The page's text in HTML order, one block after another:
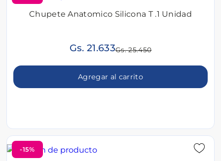
Chupete Anatomico Silicona T .1 Unidad
Gs. 21.633Gs. 25.450
Agregar al carrito
-15%